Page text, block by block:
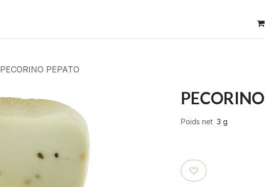
PECORINO PEPATO
Poids net 3 g